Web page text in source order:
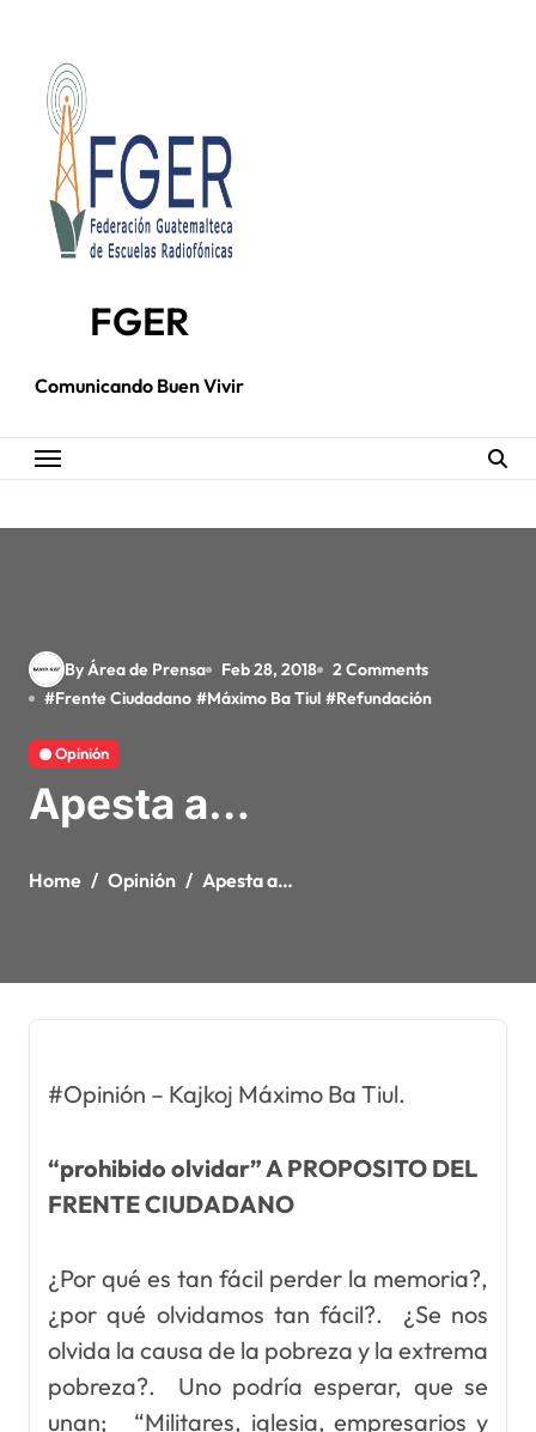
content
FGER
Comunicando Buen Vivir
By Área de Prensa Feb 28, 2018
2 Comments
#Frente Ciudadano #Máximo Ba Tiul #Refundación
Opinión
Apesta a…
Home Opinión Apesta a…
#Opinión – Kajkoj Máximo Ba Tiul.
“prohibido olvidar” A PROPOSITO DEL
FRENTE CIUDADANO
¿Por qué es tan fácil perder la memoria?,
¿por qué olvidamos tan fácil?. ¿Se nos
olvida la causa de la pobreza y la extrema
pobreza?. Uno podría esperar, que se
unan; “Militares, iglesia, empresarios y